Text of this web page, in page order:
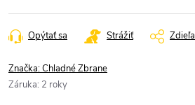
Opýtať sa Strážiť
Značka:Chladné Zbrane
Záruka: 2 roky